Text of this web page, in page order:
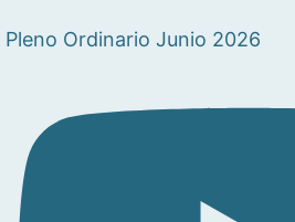
Pleno Ordinario Junio 2026